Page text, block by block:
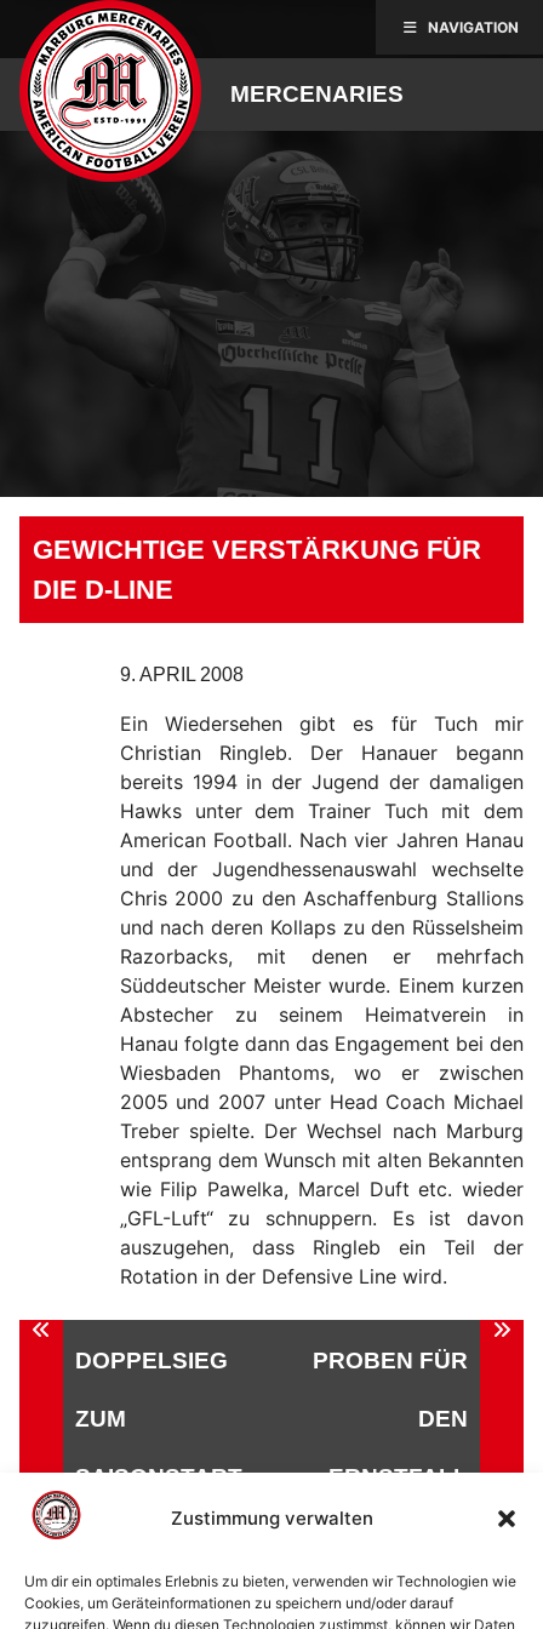
Zustimmung verwalten
Um dir ein optimales Erlebnis zu bieten, verwenden wir Technologien wie
Cookies, um Geräteinformationen zu speichern und/oder darauf
zuzugreifen. Wenn du diesen Technologien zustimmst, können wir Daten
content
MERCENARIES
GEWICHTIGE VERSTÄRKUNG FÜR
DIE D-LINE
9. APRIL 2008
Ein Wiedersehen gibt es für Tuch mir
Christian Ringleb. Der Hanauer begann
bereits 1994 in der Jugend der damaligen
Hawks unter dem Trainer Tuch mit dem
American Football. Nach vier Jahren Hanau
und der Jugendhessenauswahl wechselte
Chris 2000 zu den Aschaffenburg Stallions
und nach deren Kollaps zu den Rüsselsheim
Razorbacks, mit denen er mehrfach
Süddeutscher Meister wurde. Einem kurzen
Abstecher zu seinem Heimatverein in
Hanau folgte dann das Engagement bei den
Wiesbaden Phantoms, wo er zwischen
2005 und 2007 unter Head Coach Michael
Treber spielte. Der Wechsel nach Marburg
entsprang dem Wunsch mit alten Bekannten
wie Filip Pawelka, Marcel Duft etc. wieder
„GFL-Luft“ zu schnuppern. Es ist davon
auszugehen, dass Ringleb ein Teil der
Rotation in der Defensive Line wird.
Beitragsnavigation
DOPPELSIEG
ZUM
SAISONSTART
PROBEN FÜR
DEN
ERNSTFALL
NAVIGATION